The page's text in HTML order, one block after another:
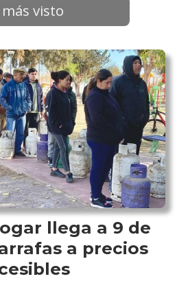
más visto
llega a 9 de
a precios